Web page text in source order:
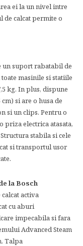
ei la un nivel intre
de calcat permite o
un suport rabatabil de
masinile si statiile
kg. In plus, dispune
si are o husa de
si un clips. Pentru o
priza electrica atasata,
stabila si cele
si transportul usor
la Bosch
activa
cu aburi
impecabila si fara
Advanced Steam
Talpa